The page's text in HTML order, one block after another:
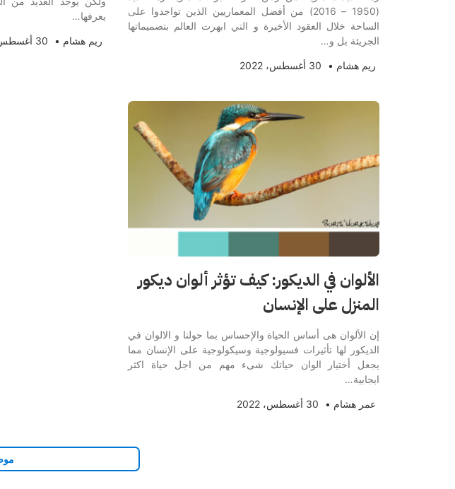
(1950 – 2016) من أفضل المعماريين الذين تواجدوا على
الساحة خلال العقود الأخيرة و التي ابهرت العالم بتصميماتها
الجريئة بل و…
ريم هشام • 30 أغسطس، 2022
يعرفها…
ريم هشام • 30 أغسطس، 2022
الألوان في الديكور: كيف تؤثر ألوان ديكور
المنزل على الإنسان
إن الألوان هى أساس الحياة والإحساس بما حولنا و الالوان في
الديكور لها تأثيرات فسيولوجية وسيكولوجية على الإنسان مما
يجعل أختيار الوان حياتك شىء مهم من اجل حياة اكثر
ايجابية…
عمر هشام • 30 أغسطس، 2022